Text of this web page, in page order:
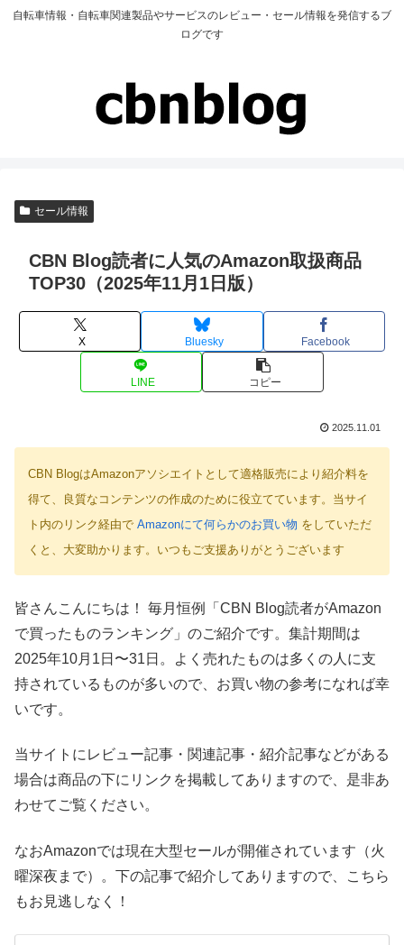
自転車情報・自転車関連製品やサービスのレビュー・セール情報を発信するブ
ログです
セール情報
CBN Blog読者に人気のAmazon取扱商品
TOP30（2025年11月1日版）
X Bluesky Facebook
LINE コピー
2025.11.01
CBN BlogはAmazonアソシエイトとして適格販売により紹介料を
得て、良質なコンテンツの作成のために役立てています。当サイ
ト内のリンク経由で Amazonにて何らかのお買い物 をしていただ
くと、大変助かります。いつもご支援ありがとうございます
皆さんこんにちは！ 毎月恒例「CBN Blog読者がAmazon
で買ったものランキング」のご紹介です。集計期間は
2025年10月1日〜31日。よく売れたものは多くの人に支
持されているものが多いので、お買い物の参考になれば幸
いです。
当サイトにレビュー記事・関連記事・紹介記事などがある
場合は商品の下にリンクを掲載してありますので、是非あ
わせてご覧ください。
なおAmazonでは現在大型セールが開催されています（火
曜深夜まで）。下の記事で紹介してありますので、こちら
もお見逃しなく！